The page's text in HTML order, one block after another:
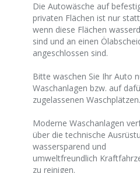
Die Autowäsche auf
privaten Flächen ist nur
wenn diese Flächen
sind und an einen
angeschlossen sind.
Bitte waschen Sie Ihr Auto
Waschanlagen bzw. auf
zugelassenen Waschplätzen.
Moderne Waschanlagen
über die technische
wassersparend und
umweltfreundlich
zu reinigen.